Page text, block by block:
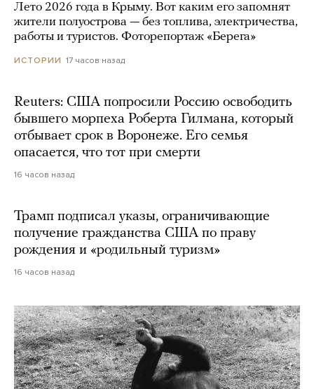
Лето 2026 года в Крыму. Вот каким его запомнят
жители полуострова — без топлива, электричества,
работы и туристов. Фоторепортаж «Берега»
ИСТОРИИ 17 часов назад
Reuters: США попросили Россию освободить
бывшего морпеха Роберта Гилмана, который
отбывает срок в Воронеже. Его семья
опасается, что тот при смерти
16 часов назад
Трамп подписал указы, ограничивающие
получение гражданства США по праву
рождения и «родильный туризм»
16 часов назад